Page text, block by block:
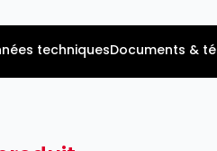
techniquesDocuments &